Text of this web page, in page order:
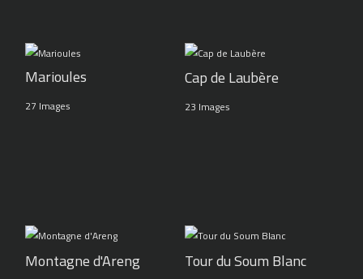
Marioules
27 Images
Cap de Laubère
23 Images
Montagne d'Areng Tour du Soum Blanc